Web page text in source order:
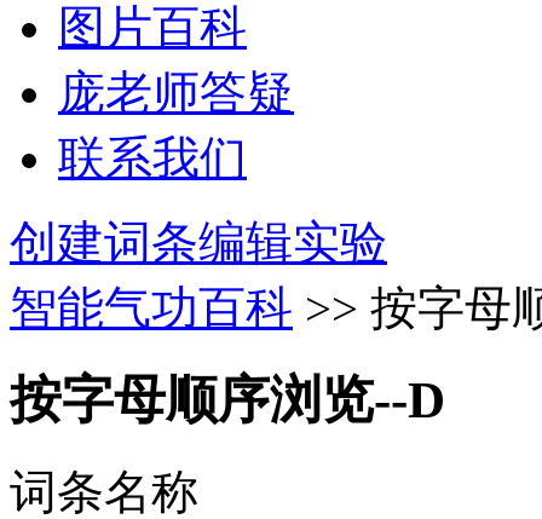
图片百科
庞老师答疑
联系我们
创建词条编辑实验
智能气功百科 >> 按字母
按字母顺序浏览--D
词条名称